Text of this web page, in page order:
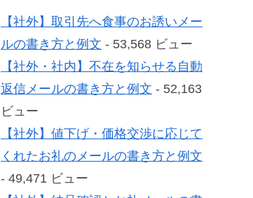
【社外】取引先へ食事のお誘いメー
ルの書き方と例文 - 53,568 ビュー
【社外・社内】不在を知らせる自動
返信メールの書き方と例文 - 52,163
ビュー
【社外】値下げ・価格交渉に応じて
くれたお礼のメールの書き方と例文
- 49,471 ビュー